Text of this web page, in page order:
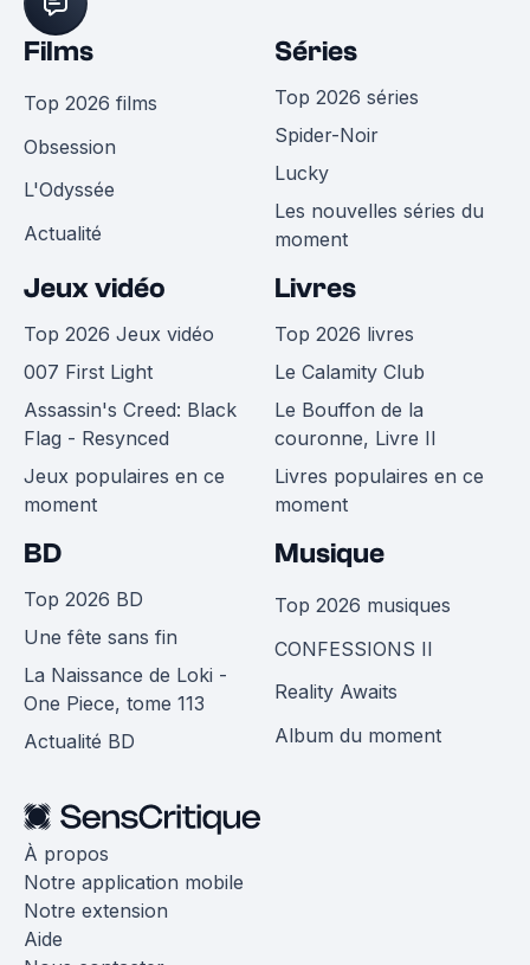
Films
Top 2026 films
Obsession
L'Odyssée
Actualité
Séries
Top 2026 séries
Spider-Noir
Lucky
Les nouvelles séries du
moment
Jeux vidéo
Top 2026 Jeux vidéo
007 First Light
Assassin's Creed: Black
Flag - Resynced
Jeux populaires en ce
moment
Livres
Top 2026 livres
Le Calamity Club
Le Bouffon de la
couronne, Livre II
Livres populaires en ce
moment
BD
Top 2026 BD
Une fête sans fin
La Naissance de Loki -
One Piece, tome 113
Actualité BD
Musique
Top 2026 musiques
CONFESSIONS II
Reality Awaits
Album du moment
À propos
Notre application mobile
Notre extension
Aide